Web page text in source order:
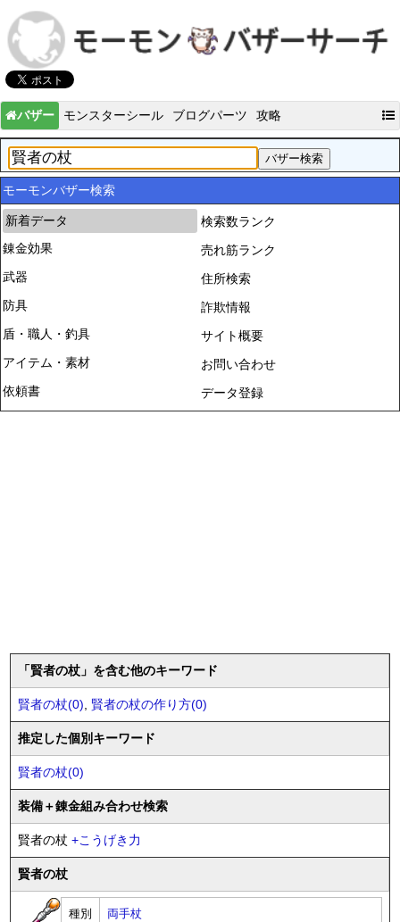
バザー モンスターシール ブログパーツ 攻略
モーモンバザー検索
新着データ
錬金効果
武器
防具
盾・職人・釣具
アイテム・素材
依頼書
検索数ランク
売れ筋ランク
住所検索
詐欺情報
サイト概要
お問い合わせ
データ登録
「賢者の杖」を含む他のキーワード
賢者の杖(0), 賢者の杖の作り方(0)
推定した個別キーワード
賢者の杖(0)
装備＋錬金組み合わせ検索
賢者の杖 +こうげき力
賢者の杖
種別 両手杖